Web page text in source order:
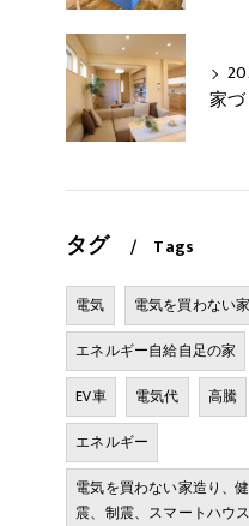
タグ Tags
電気
電気を買わない家
エネルギー自給自足の家
EV車
電気代 高騰
エネルギー
電気を買わない家造り、
震、制震、スマートハウ